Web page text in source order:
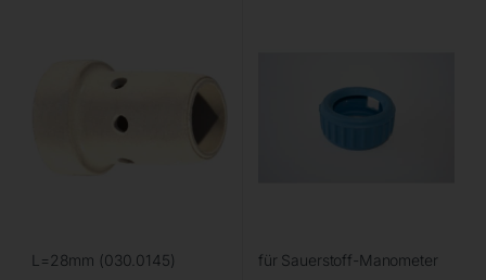
L=28mm (030.0145) für Sauerstoff-Manometer